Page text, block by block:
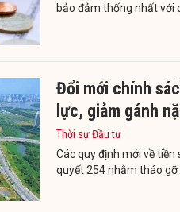
bảo đảm thống nhất với
Đổi mới chính
lực, giảm gánh
Thời sự Đầu tư
Các quy định mới về
quyết 254 nhằm tháo